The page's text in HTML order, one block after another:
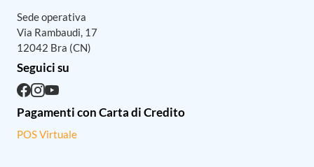
Sede operativa
Via Rambaudi, 17
12042 Bra (CN)
Seguici su
Pagamenti con Carta di Credito
POS Virtuale